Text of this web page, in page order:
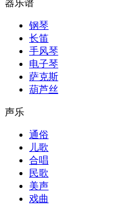
器乐谱
钢琴
长笛
手风琴
电子琴
萨克斯
葫芦丝
声乐
通俗
儿歌
合唱
民歌
美声
戏曲